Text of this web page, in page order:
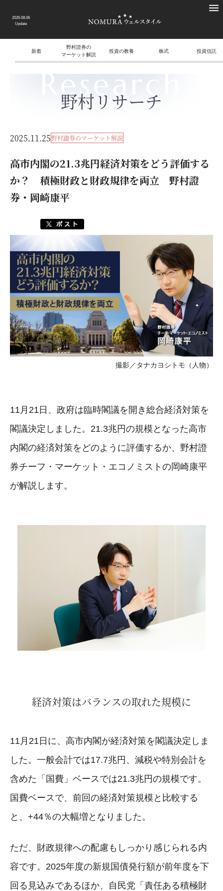
2026.08.06
Update
新着
野村證券の
マーケット解説
投資の教養 株式 投資信託
Research
野村リサーチ
2025.11.25野村證券のマーケット解説
高市内閣の21.3兆円経済対策をどう評価する
か？ 積極財政と財政規律を両立 野村證
券・岡崎康平
撮影／タナカヨシトモ（人物）
11月21日、政府は臨時閣議を開き総合経済対策を
閣議決定しました。21.3兆円の規模となった高市
内閣の経済対策をどのように評価するか、野村證
券チーフ・マーケット・エコノミストの岡崎康平
が解説します。
経済対策はバランスの取れた規模に
11月21日に、高市内閣が経済対策を閣議決定しま
した。一般会計では17.7兆円、減税や特別会計を
含めた「国費」ベースでは21.3兆円の規模です。
国費ベースで、前回の経済対策規模と比較する
と、+44％の大幅増となりました。
ただ、財政規律への配慮もしっかり感じられる内
容です。2025年度の新規国債発行額が前年度を下
回る見込みであるほか、自民党「責任ある積極財